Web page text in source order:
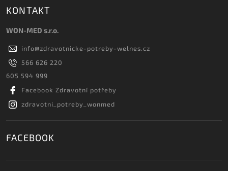
KONTAKT
WON-MED s.r.o.
info@zdravotnicke-potreby-welnes.cz
566 626 220
605 594 999
Facebook Zdravotní potřeby
zdravotni_potreby_wonmed
FACEBOOK